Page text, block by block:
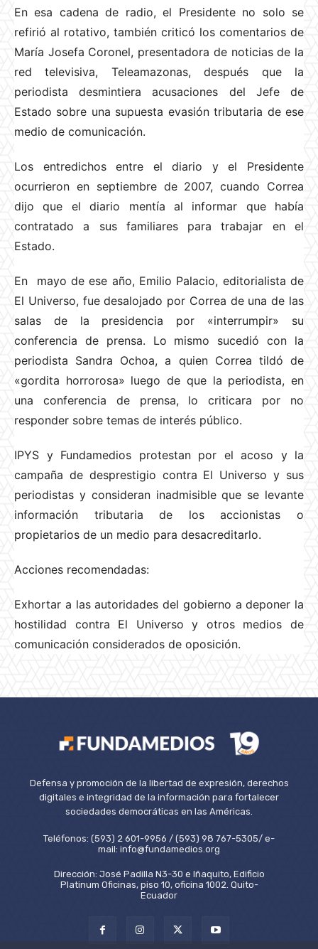
En esa cadena de radio, el Presidente no solo se
refirió al rotativo, también criticó los comentarios de
María Josefa Coronel, presentadora de noticias de la
red televisiva, Teleamazonas, después que la
periodista desmintiera acusaciones del Jefe de
Estado sobre una supuesta evasión tributaria de ese
medio de comunicación.
Los entredichos entre el diario y el Presidente
ocurrieron en septiembre de 2007, cuando Correa
dijo que el diario mentía al informar que había
contratado a sus familiares para trabajar en el
Estado.
En mayo de ese año, Emilio Palacio, editorialista de
El Universo, fue desalojado por Correa de una de las
salas de la presidencia por «interrumpir» su
conferencia de prensa. Lo mismo sucedió con la
periodista Sandra Ochoa, a quien Correa tildó de
«gordita horrorosa» luego de que la periodista, en
una conferencia de prensa, lo criticara por no
responder sobre temas de interés público.
IPYS y Fundamedios protestan por el acoso y la
campaña de desprestigio contra El Universo y sus
periodistas y consideran inadmisible que se levante
información tributaria de los accionistas o
propietarios de un medio para desacreditarlo.
Acciones recomendadas:
Exhortar a las autoridades del gobierno a deponer la
hostilidad contra El Universo y otros medios de
comunicación considerados de oposición.
Defensa y promoción de la libertad de expresión, derechos
digitales e integridad de la información para fortalecer
sociedades democráticas en las Américas.
Teléfonos: (593) 2 601-9956 / (593) 98 767-5305/ e-
mail: info@fundamedios.org
Dirección: José Padilla N3-30 e Iñaquito, Edificio
Platinum Oficinas, piso 10, oficina 1002. Quito-
Ecuador